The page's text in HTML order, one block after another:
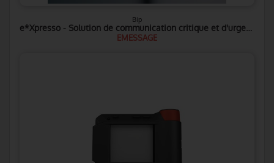
Bip
e*Xpresso - Solution de communication critique et d'urgence
EMESSAGE